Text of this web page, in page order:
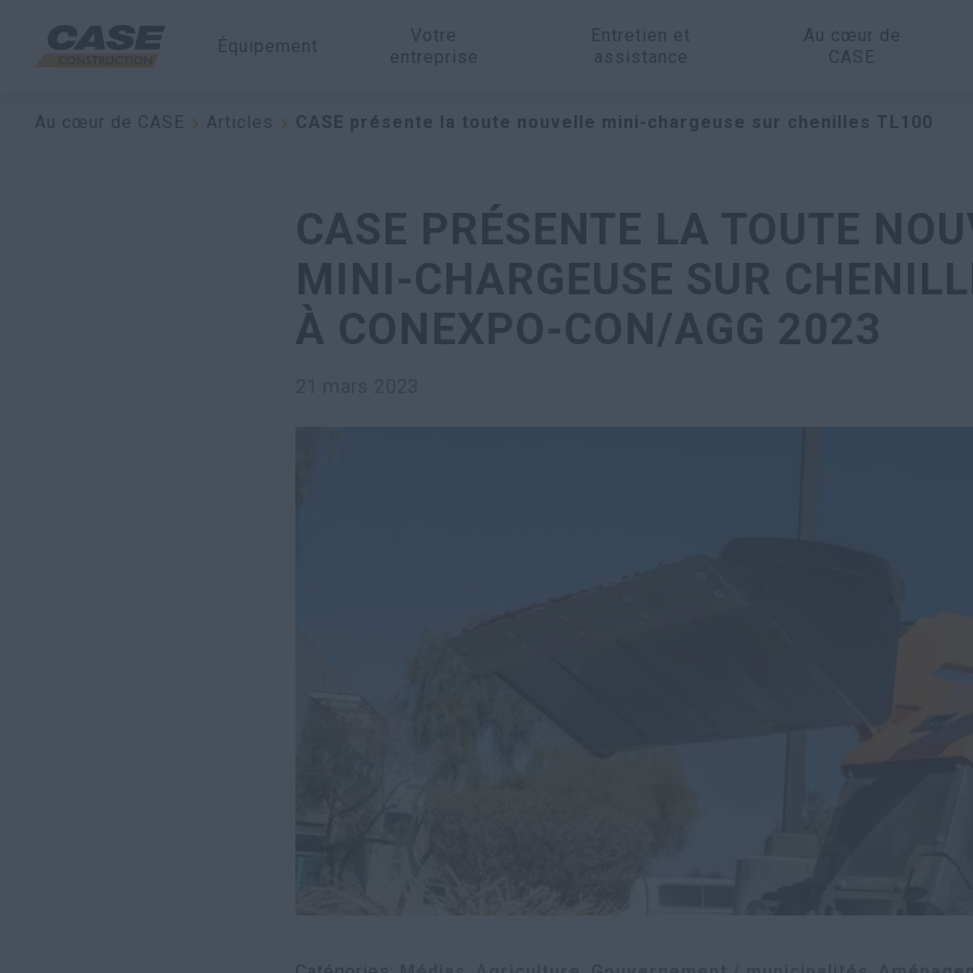
Équipement
Votre
entreprise
Entretien et
assistance
Au cœur de
CASE
Au cœur de CASE Articles CASE présente la toute nouvelle mini-chargeuse sur chenilles TL100
CASE PRÉSENTE LA TOUTE
MINI-CHARGEUSE SUR
À CONEXPO-CON/AGG 2023